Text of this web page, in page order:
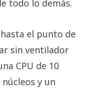
todo lo demás.
el punto de
sin ventilador
CPU de 10
y un